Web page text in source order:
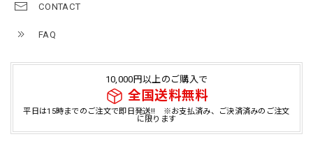
CONTACT
FAQ
10,000円以上のご購入で
全国送料無料
平日は15時までのご注文で即日発送!! ※お支払済み、ご決済済みのご注文
に限ります